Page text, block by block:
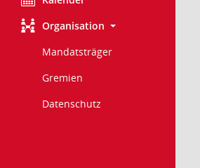
Organisation
Mandatsträger
Gremien
Datenschutz